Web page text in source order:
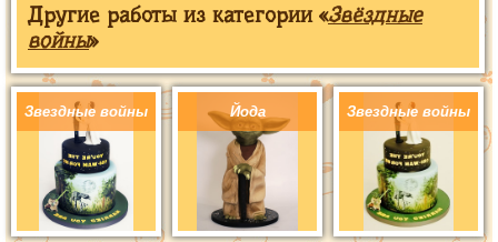
Другие работы из категории «Звёздные
войны»
Звездные войны Йода Звездные войны